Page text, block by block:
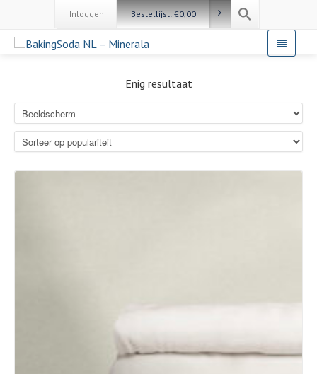
Inloggen Bestellijst:€0,00
Enig resultaat